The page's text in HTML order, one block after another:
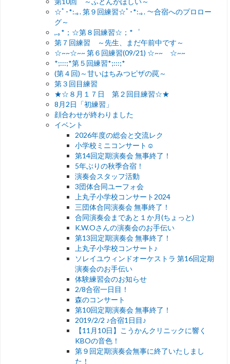
☆ﾟ･*:.｡. 第９回練習☆ﾟ･*:.｡. ～合宿へのプロロー
グ～
,.｡*；☆第８回練習☆；*゜
第７回練習 ～先生、まだ午前中です～
☆~~☆~~ 第６回練習(09/21) ☆~~ ☆~~
*;:::;*第５回練習*;:::;*
(第４回)～甘いはちみつピザの罠～
第３回目練習
★☆８月１７日 第２回目練習☆★
8月2日「初練習」
顔合わせが終わりました
イベント
2026年度の総会と交流レク
小学校ミニコンサート☺︎
第14回定期演奏会 無事終了！
5年ぶりの秋季合宿！
演奏会スタッフ活動
3団体合同ユーフォ会
上丸子小学校コンサート2024
三団体合同演奏会 無事終了！
合同演奏会まであと１か月(ちょっと)
K.W.Oさんの演奏会のお手伝い
第13回定期演奏会 無事終了！
上丸子小学校コンサート♪
ソレイユウィンドオーケストラ 第16回定期
演奏会のお手伝い
体験練習会のお知らせ
2/8合宿一日目！
森のコンサート
第10回定期演奏会 無事終了！
2019/2/2 ♪合宿1日目♪
【11月10日】こうかんクリニックに響く
KBOの音色！
第９回定期演奏会無事に終了いたしまし
た！